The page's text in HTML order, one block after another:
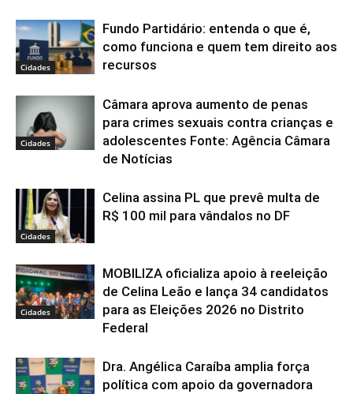
Cidades
Fundo Partidário: entenda o que é,
como funciona e quem tem direito aos
recursos
Cidades
Câmara aprova aumento de penas
para crimes sexuais contra crianças e
adolescentes Fonte: Agência Câmara
de Notícias
Cidades
Celina assina PL que prevê multa de
R$ 100 mil para vândalos no DF
Cidades
MOBILIZA oficializa apoio à reeleição
de Celina Leão e lança 34 candidatos
para as Eleições 2026 no Distrito
Federal
Dra. Angélica Caraíba amplia força
política com apoio da governadora